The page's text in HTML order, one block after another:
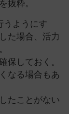
抜粋。
うようにす
た場合、活力
保しておく。
なる場合もあ
たことがない